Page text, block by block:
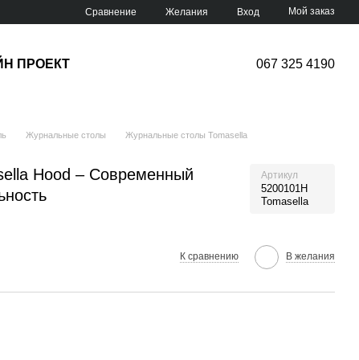
Сравнение Желания Вход Мой заказ
ПРОЕКТ 067 325 4190
Журнальные столы
Журнальные столы Tomasella
Hood – Современный
Артикул
5200101H
Tomasella
К сравнению В желания